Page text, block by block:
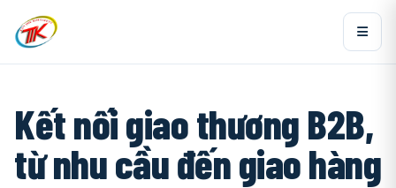
Kết nối giao thương B2B,
từ nhu cầu đến giao hàng